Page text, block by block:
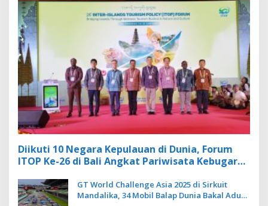
Diikuti 10 Negara Kepulauan di Dunia, Forum
ITOP Ke-26 di Bali Angkat Pariwisata Kebugaran
GT World Challenge Asia 2025 di Sirkuit
Mandalika, 34 Mobil Balap Dunia Bakal Adu